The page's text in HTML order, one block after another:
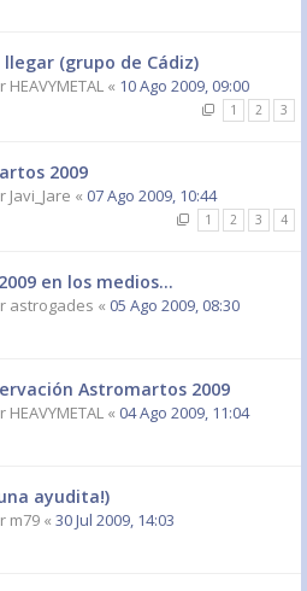
(grupo de Cádiz)
HEAVYMETAL « 10 Ago 2009, 09:00
1 2 3
2009
Javi_Jare « 07 Ago 2009, 10:44
1 2 3 4
en los medios...
astrogades « 05 Ago 2009, 08:30
Astromartos 2009
HEAVYMETAL « 04 Ago 2009, 11:04
ayudita!)
m79 « 30 Jul 2009, 14:03